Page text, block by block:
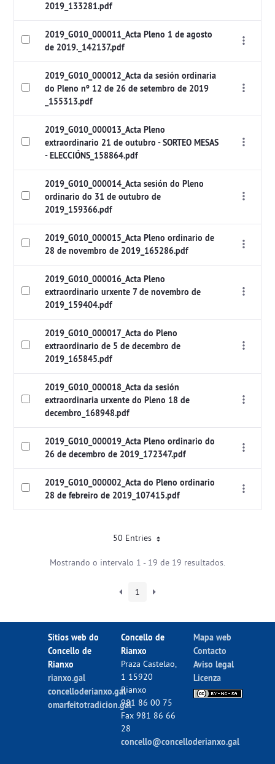
2019_133281.pdf
2019_G010_000011_Acta Pleno 1 de agosto
de 2019._142137.pdf
2019_G010_000012_Acta da sesión ordinaria
do Pleno nº 12 de 26 de setembro de 2019
_155313.pdf
2019_G010_000013_Acta Pleno
extraordinario 21 de outubro - SORTEO MESAS
- ELECCIÓNS_158864.pdf
2019_G010_000014_Acta sesión do Pleno
ordinario do 31 de outubro de
2019_159366.pdf
2019_G010_000015_Acta Pleno ordinario de
28 de novembro de 2019_165286.pdf
2019_G010_000016_Acta Pleno
extraordinario urxente 7 de novembro de
2019_159404.pdf
2019_G010_000017_Acta do Pleno
extraordinario de 5 de decembro de
2019_165845.pdf
2019_G010_000018_Acta da sesión
extraordinaria urxente do Pleno 18 de
decembro_168948.pdf
2019_G010_000019_Acta Pleno ordinario do
26 de decembro de 2019_172347.pdf
2019_G010_000002_Acta do Pleno ordinario
28 de febreiro de 2019_107415.pdf
50 Entries
Mostrando o intervalo 1 - 19 de 19 resultados.
1
Sitios web do
Concello de
Rianxo
rianxo.gal
concelloderianxo.gal
omarfeitotradicion.gal
Concello de
Rianxo
Praza Castelao,
1 15920
Rianxo
981 86 00 75
Fax 981 86 66
28
concello@concelloderianxo.gal
Mapa web
Contacto
Aviso legal
Licenza